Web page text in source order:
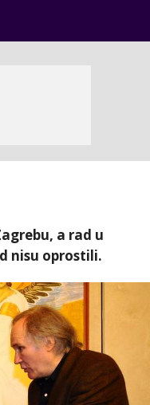
a rad u
nisu oprostili.